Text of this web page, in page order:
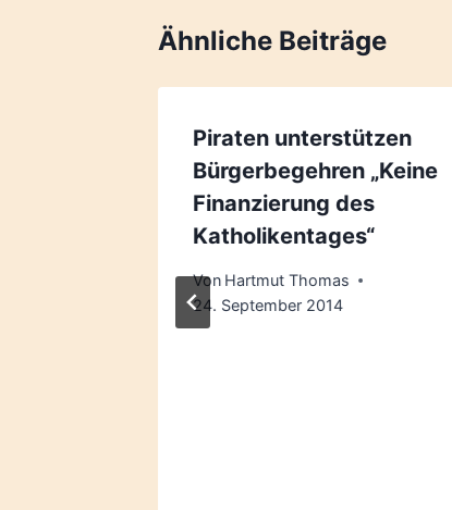
Ähnliche Beiträge
Piraten unterstützen
Bürgerbegehren „Keine
Finanzierung des
Katholikentages“
Von Hartmut Thomas
24. September 2014